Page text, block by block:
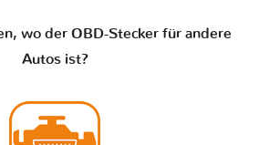
wo der OBD-Stecker für andere
Autos ist?